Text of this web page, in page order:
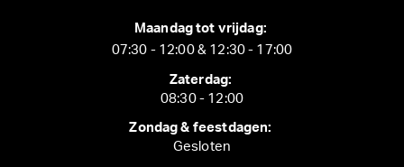
Maandag tot vrijdag:
07:30 - 12:00 & 12:30 - 17:00
Zaterdag:
08:30 - 12:00
Zondag & feestdagen:
Gesloten